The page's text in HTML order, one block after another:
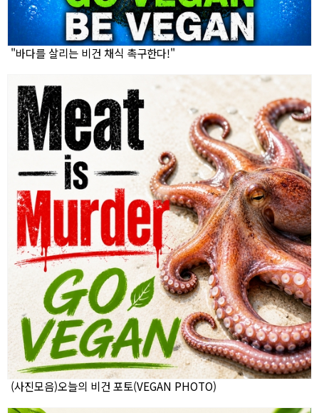
"바다를 살리는 비건 채식 촉구한다!"
(사진모음)오늘의 비건 포토(VEGAN PHOTO)